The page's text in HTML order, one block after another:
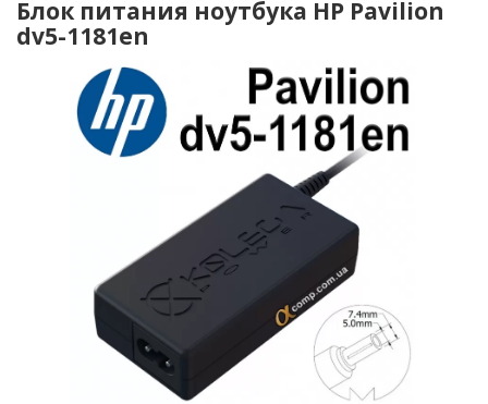
Блок питания ноутбука HP Pavilion
dv5-1181en